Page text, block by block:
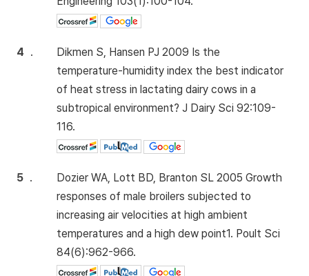
4 .
Dikmen S, Hansen PJ 2009 Is the
temperature-humidity index the best indicator
of heat stress in lactating dairy cows in a
subtropical environment? J Dairy Sci 92:109-
116.
5 .
Dozier WA, Lott BD, Branton SL 2005 Growth
responses of male broilers subjected to
increasing air velocities at high ambient
temperatures and a high dew point1. Poult Sci
84(6):962-966.